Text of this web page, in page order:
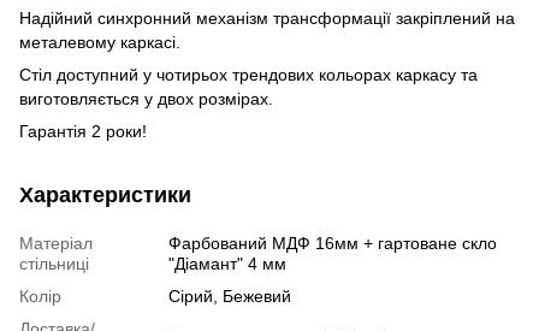
Надійний cинхронний механізм трансформації закріплений на
металевому каркасі.
Стіл доступний у чотирьох трендових кольорах каркасу та
виготовляється у двох розмірах.
Гарантія 2 роки!
Характеристики
Матеріал
стільниці
Фарбований МДФ 16мм + гартоване скло
"Діамант" 4 мм
Колір
Сірий, Бежевий